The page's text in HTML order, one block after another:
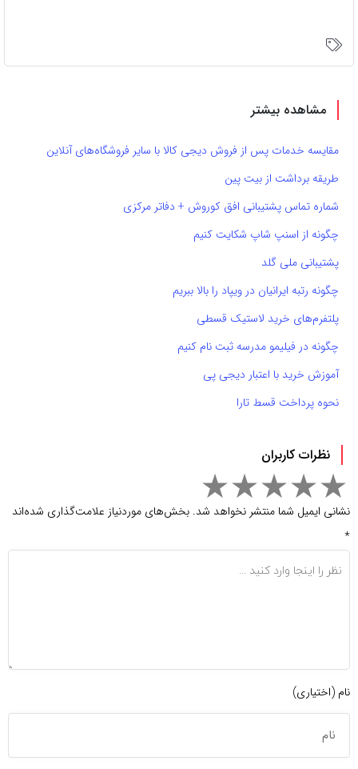
مشاهده بیشتر
مقایسه خدمات پس از فروش دیجی کالا با سایر فروشگاه‌های آنلاین
طریقه برداشت از بیت پین
شماره تماس پشتیبانی افق کوروش + دفاتر مرکزی
چگونه از اسنپ شاپ شکایت کنیم
پشتیبانی ملی گلد
چگونه رتبه ایرانیان در ویپاد را بالا ببریم
پلتفرم‌های خرید لاستیک قسطی
چگونه در فیلیمو مدرسه ثبت نام کنیم
آموزش خرید با اعتبار دیجی پی
نحوه پرداخت قسط تارا
نظرات کاربران
نشانی ایمیل شما منتشر نخواهد شد. بخش‌های موردنیاز علامت‌گذاری شده‌اند
*
نام (اختیاری)